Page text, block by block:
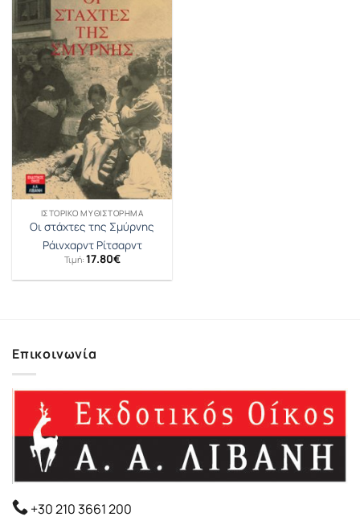
ΙΣΤΟΡΙΚΌ ΜΥΘΙΣΤΌΡΗΜΑ
Οι στάχτες της Σμύρνης
Ράινχαρντ Ρίτσαρντ
Τιμή: 17.80€
Επικοινωνία
+30 210 3661 200